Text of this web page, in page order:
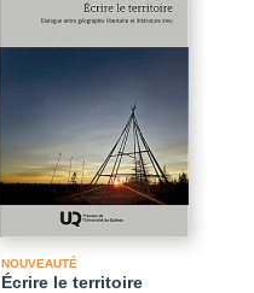
NOUVEAUTÉ
Écrire le territoire